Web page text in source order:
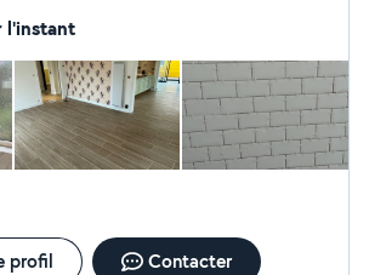
l'instant
profil Contacter